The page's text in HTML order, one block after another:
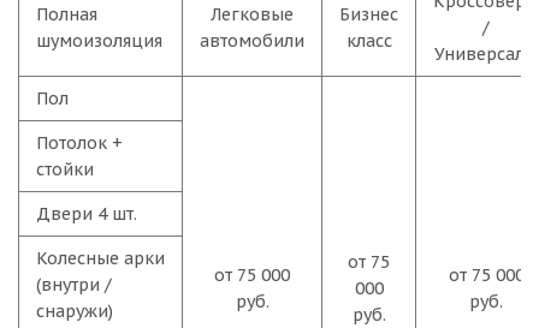
Полная
шумоизоляция
Легковые
автомобили
Бизнес
класс
/
Универсалы
Пол
от 75 000
руб.
от 75
000
руб.
от 75 000
руб.
Потолок +
стойки
Двери 4 шт.
Колесные арки
(внутри /
снаружи)